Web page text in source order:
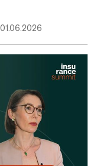
01.06.2026